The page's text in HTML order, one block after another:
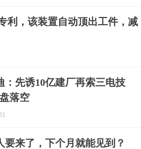
利，该装置自动顶出工件，减
：先诱10亿建厂再索三电技
落空
要来了，下个月就能见到？